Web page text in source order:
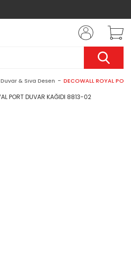
Duvar & Sıva Desen DECOWALL ROYAL